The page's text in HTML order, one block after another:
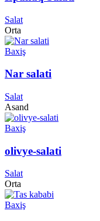
Salat
Orta
Baxiş
Nar salati
Salat
Asand
Baxiş
olivye-salati
Salat
Orta
Baxiş